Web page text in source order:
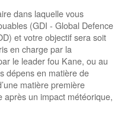
dans laquelle vous
(GDI - Global Defence
et votre objectif sera soit
en charge par la
le leader fou Kane, ou au
dépens en matière de
matière première
un impact météorique,